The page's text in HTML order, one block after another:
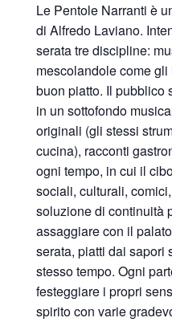
Le Pentole Narranti è
di Alfredo Laviano.
serata tre discipline:
mescolandole come
buon piatto. Il pubblico
in un sottofondo
originali (gli stessi
cucina), racconti
ogni tempo, in cui il
sociali, culturali,
soluzione di continuità
assaggiare con il
serata, piatti dai sapori
stesso tempo. Ogni
festeggiare i propri
spirito con varie